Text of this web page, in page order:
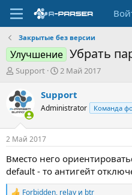
Закрытые без версии
Улучшение Убрать
А
т
о
р
т
е
м
ы
Support
Д
т
а
н
а
л
2 Май 2017
Support
Administrator Команда
2 Май 2017
Вместо него
default - то антигейт
Forbidden, relay и btr